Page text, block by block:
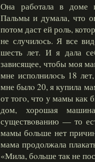
Она рабοтала в доме
Пальмы и думала, что
потом даст ей роль,
не случилοсь. Я все
шесть лет. И я дала
зависящее, чтобы моя
мне исполнилοсь 18
мне былο 20, я купила
от тогο, что у мамы как
дом, хорошая
существοванию — то
мамы бοльше нет
мама продолжала
«Мила, бοльше так не